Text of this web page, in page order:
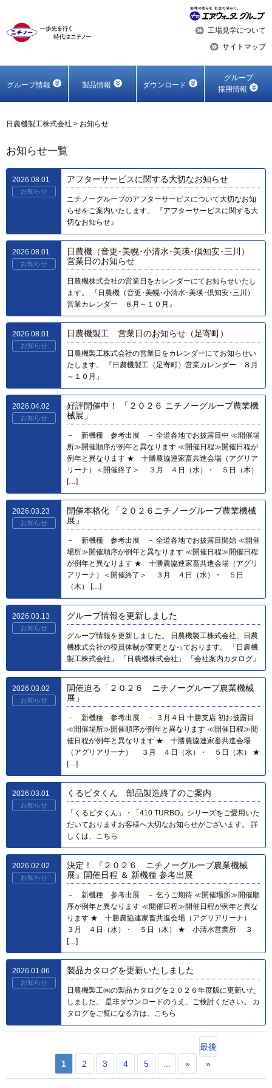
工場見学について
サイトマップ
グループ情報 製品情報 ダウンロード
グループ
採用情報
日農機製工株式会社 > お知らせ
お知らせ一覧
2026.08.01
お知らせ
アフターサービスに関する大切なお知らせ
ニチノーグループのアフターサービスについて大切なお知
らせをご案内いたします。 『アフターサービスに関する大
切なお知らせ』
2026.08.01
お知らせ
日農機（音更･美幌･小清水･美瑛･倶知安･三川）
営業日のお知らせ
日農機株式会社の営業日をカレンダーにてお知らせいたし
ます。 『日農機（音更･美幌･小清水･美瑛･倶知安･三川）
営業カレンダー ８月～１０月』
2026.08.01
お知らせ
日農機製工 営業日のお知らせ（足寄町）
日農機製工株式会社の営業日をカレンダーにてお知らせい
たします。 『日農機製工（足寄町）営業カレンダー ８月
～１０月』
2026.04.02
お知らせ
好評開催中！ 「２０２６ ニチノーグループ農業機
械展」
－ 新機種 参考出展 － 全道各地でお披露目中 ≪開催場
所≫開催順序が例年と異なります ≪開催日程≫開催日程が
例年と異なります ★ 十勝農協連家畜共進会場（アグリア
リーナ）＜開催終了＞ ３月 ４日（水）・ ５日（木）
[…]
2026.03.23
お知らせ
開催本格化 「２０２６ニチノーグループ農業機械
展」
－ 新機種 参考出展 － 全道各地でお披露目開始 ≪開催
場所≫開催順序が例年と異なります ≪開催日程≫開催日程
が例年と異なります ★ 十勝農協連家畜共進会場（アグリ
アリーナ）＜開催終了＞ ３月 ４日（水）・ ５日
（木） […]
2026.03.13
お知らせ
グループ情報を更新しました
グループ情報を更新しました。 日農機製工株式会社、日農
機株式会社の役員体制が変更となっております。 「日農機
製工株式会社」 「日農機株式会社」 「会社案内カタログ」
2026.03.02
お知らせ
開催迫る「２０２６ ニチノーグループ農業機械
展」
－ 新機種 参考出展 － ３月４日 十勝支店 初お披露目
≪開催場所≫開催順序が例年と異なります ≪開催日程≫開
催日程が例年と異なります ★ 十勝農協連家畜共進会場
（アグリアリーナ） ３月 ４日（水）・ ５日（木） ★
[…]
2026.03.01
お知らせ
くるピタくん 部品製造終了のご案内
「くるピタくん」・「410 TURBO」シリーズをご愛用いた
だいておりますお客様へ大切なお知らせがございます。 詳
しくは、こちら
2026.02.02
お知らせ
決定！ 『２０２６ ニチノーグループ農業機械
展』開催日程 ＆ 新機種 参考出展
－ 新機種 参考出展 － 乞うご期待 ≪開催場所≫開催順
序が例年と異なります ≪開催日程≫開催日程が例年と異な
ります ★ 十勝農協連家畜共進会場（アグリアリーナ）
３月 ４日（水）・ ５日（木） ★ 小清水営業所 ３
[…]
2026.01.06
お知らせ
製品カタログを更新いたしました
日農機製工㈱の製品カタログを２０２６年度版に更新いた
しました。 是非ダウンロードのうえ、ご検討ください。 カ
タログをご覧になる方は、こちら
1 2 3 4 5 »
最後
»